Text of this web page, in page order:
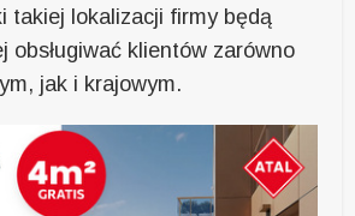
takiej lokalizacji firmy będą
obsługiwać klientów zarówno
jak i krajowym.